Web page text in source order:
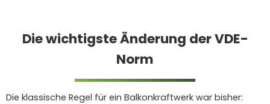
Die wichtigste Änderung der VDE-
Norm
Die klassische Regel für ein Balkonkraftwerk war bisher: